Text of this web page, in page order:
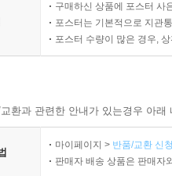
구매하신 상품에 포스터 사
포스터는 기본적으로 지관
포스터 수량이 많은 경우,
환과 관련한 안내가 있는경우 아
마이페이지 > 반품/교환 신
판매자 배송 상품은 판매자